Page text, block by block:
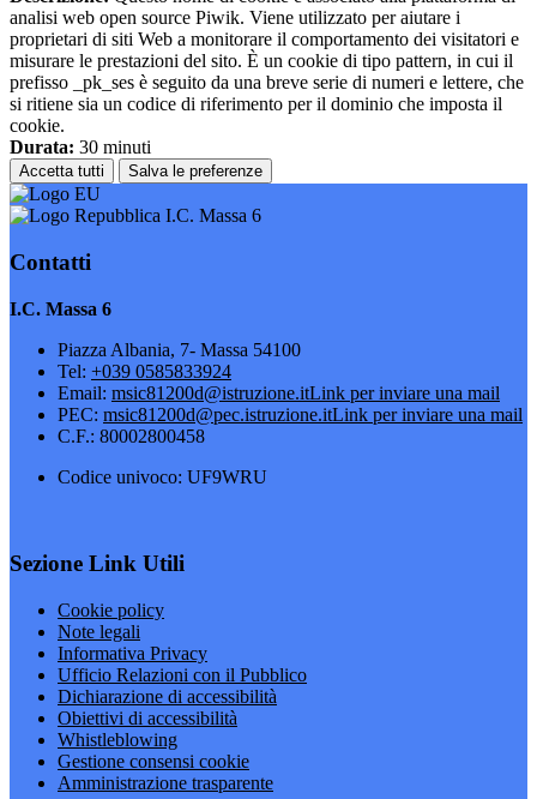
analisi web open source Piwik. Viene utilizzato per aiutare i
proprietari di siti Web a monitorare il comportamento dei visitatori e
misurare le prestazioni del sito. È un cookie di tipo pattern, in cui il
prefisso _pk_ses è seguito da una breve serie di numeri e lettere, che
si ritiene sia un codice di riferimento per il dominio che imposta il
cookie.
Durata: 30 minuti
Accetta tutti Salva le preferenze
I.C. Massa 6
Contatti
I.C. Massa 6
Piazza Albania, 7- Massa 54100
Tel: +039 0585833924
Email: msic81200d@istruzione.itLink per inviare una mail
PEC: msic81200d@pec.istruzione.itLink per inviare una mail
C.F.: 80002800458
Codice univoco: UF9WRU
Sezione Link Utili
Cookie policy
Note legali
Informativa Privacy
Ufficio Relazioni con il Pubblico
Dichiarazione di accessibilità
Obiettivi di accessibilità
Whistleblowing
Gestione consensi cookie
Amministrazione trasparente